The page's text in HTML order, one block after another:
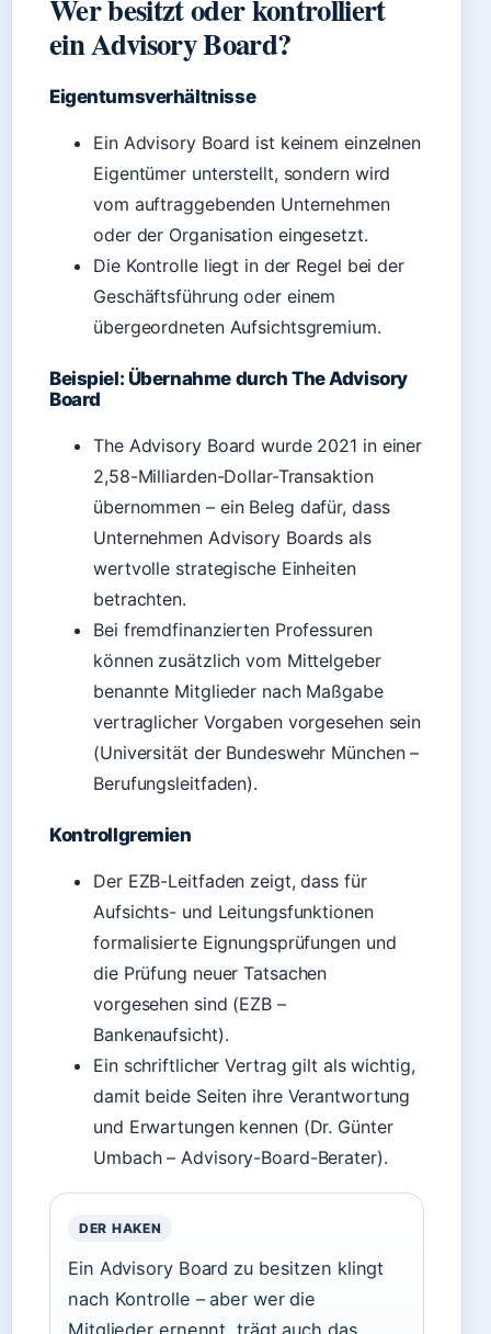
Wer besitzt oder kontrolliert
ein Advisory Board?
Eigentumsverhältnisse
Ein Advisory Board ist keinem einzelnen
Eigentümer unterstellt, sondern wird
vom auftraggebenden Unternehmen
oder der Organisation eingesetzt.
Die Kontrolle liegt in der Regel bei der
Geschäftsführung oder einem
übergeordneten Aufsichtsgremium.
Beispiel: Übernahme durch The Advisory
Board
The Advisory Board wurde 2021 in einer
2,58-Milliarden-Dollar-Transaktion
übernommen – ein Beleg dafür, dass
Unternehmen Advisory Boards als
wertvolle strategische Einheiten
betrachten.
Bei fremdfinanzierten Professuren
können zusätzlich vom Mittelgeber
benannte Mitglieder nach Maßgabe
vertraglicher Vorgaben vorgesehen sein
(Universität der Bundeswehr München –
Berufungsleitfaden).
Kontrollgremien
Der EZB-Leitfaden zeigt, dass für
Aufsichts- und Leitungsfunktionen
formalisierte Eignungsprüfungen und
die Prüfung neuer Tatsachen
vorgesehen sind (EZB –
Bankenaufsicht).
Ein schriftlicher Vertrag gilt als wichtig,
damit beide Seiten ihre Verantwortung
und Erwartungen kennen (Dr. Günter
Umbach – Advisory-Board-Berater).
DER HAKEN
Ein Advisory Board zu besitzen klingt
nach Kontrolle – aber wer die
Mitglieder ernennt, trägt auch das